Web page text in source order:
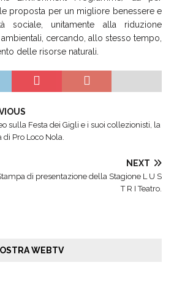
proposta per un migliore benessere e
sociale, unitamente alla riduzione
cercando, allo stesso tempo,
delle risorse naturali.
sulla Festa dei Gigli e i suoi collezionisti, la
di Pro Loco Nola.
NEXT
di presentazione della Stagione L U S
T R I Teatro.
WEBTV